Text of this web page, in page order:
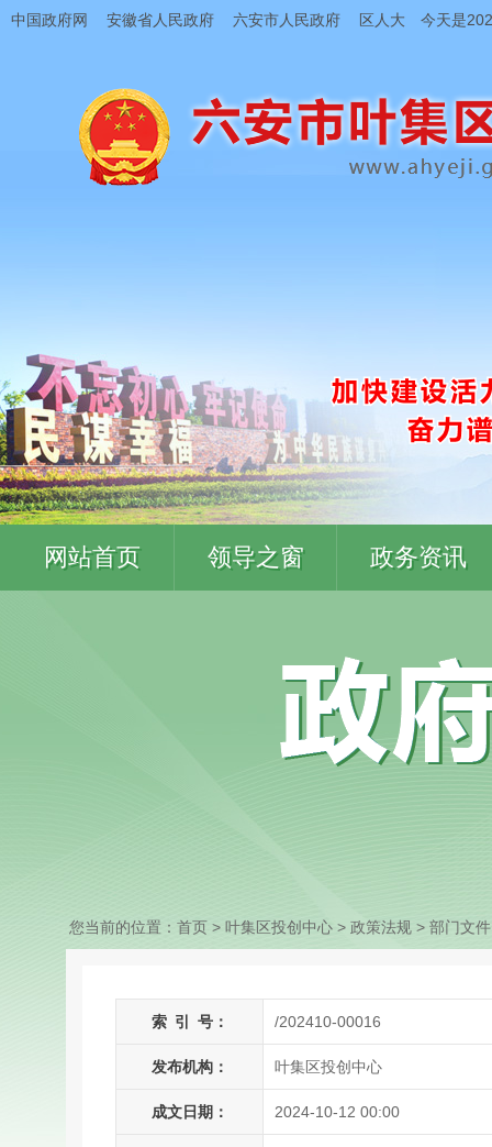
中国政府网 安徽省人民政府 六安市人民政府 区人大 今天是
网站首页 领导之窗 政务资讯
您当前的位置： 首页> 叶集区投创中心 > 政策法规 > 部门文件
索 引 号： /202410-00016
发布机构： 叶集区投创中心
成文日期： 2024-10-12 00:00